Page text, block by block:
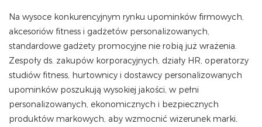
Na wysoce konkurencyjnym rynku upominków firmowych,
akcesoriów fitness i gadżetów personalizowanych,
standardowe gadżety promocyjne nie robią już wrażenia.
Zespoły ds. zakupów korporacyjnych, działy HR, operatorzy
studiów fitness, hurtownicy i dostawcy personalizowanych
upominków poszukują wysokiej jakości, w pełni
personalizowanych, ekonomicznych i bezpiecznych
produktów markowych, aby wzmocnić wizerunek marki,